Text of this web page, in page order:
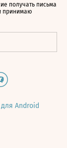
получать письма
принимаю
Android